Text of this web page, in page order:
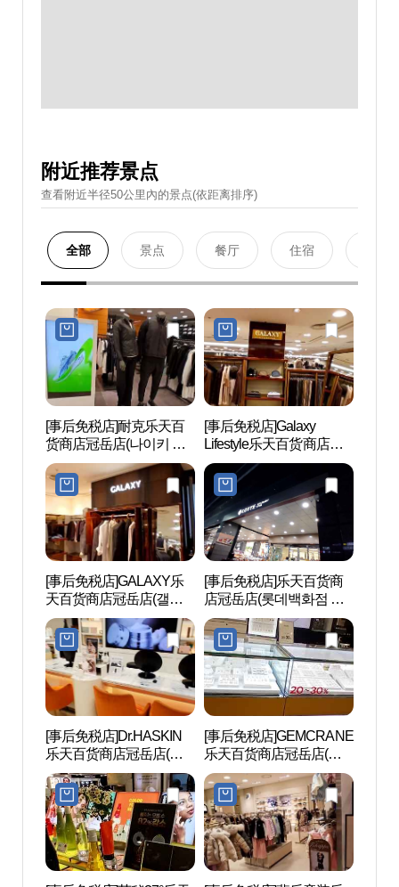
附近推荐景点
查看附近半径50公里內的景点(依距离排序)
全部 景点 餐厅 住宿
[事后免税店]耐克乐天百
货商店冠岳店(나이키 롯
데백화점 관악점)
[事后免税店]Galaxy
Lifestyle乐天百货商店冠
岳店(갤럭시라이프스타
일 롯데백화점 관악점)
[事后免税店]GALAXY乐
天百货商店冠岳店(갤럭
시 롯데백화점 관악점)
[事后免税店]乐天百货商
店冠岳店(롯데백화점 관
악점)
[事后免税店]Dr.HASKIN
乐天百货商店冠岳店(닥
터하스킨 롯데백화점 관
악점)
[事后免税店]GEMCRANE
乐天百货商店冠岳店(젬
크레인 롯데백화점 관악
점)